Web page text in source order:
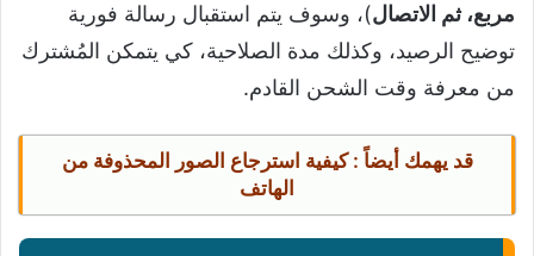
مربع، ثم الاتصال)، وسوف يتم استقبال رسالة فورية
توضيح الرصيد، وكذلك مدة الصلاحية، كي يتمكن المُشترك
من معرفة وقت الشحن القادم.
قد يهمك أيضاً :كيفية استرجاع الصور المحذوفة من
الهاتف